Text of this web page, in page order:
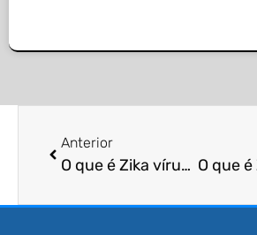
Anterior
O que é Zika vírus alimentação?